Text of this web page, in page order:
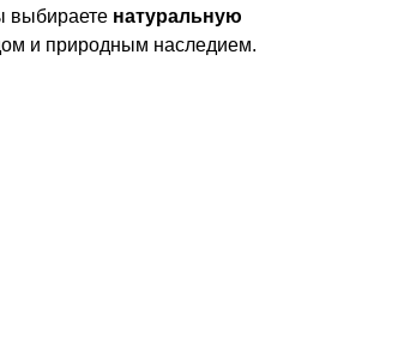
выбираете натуральную
и природным наследием.